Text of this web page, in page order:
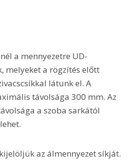
a mennyezetre UD-
melyeket a rögzítés előtt
látunk el. A
távolsága 300 mm. Az
a szoba sarkától
az álmennyezet síkját.